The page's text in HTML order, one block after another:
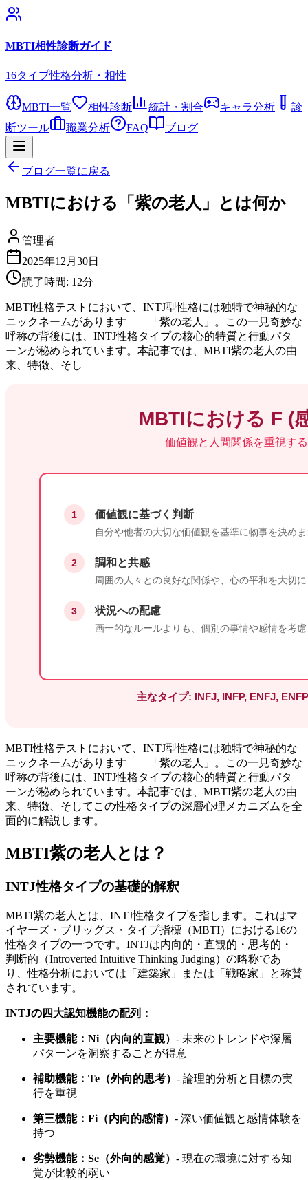
MBTI相性診断ガイド
16タイプ性格分析・相性
MBTI一覧 相性診断 統計・割合 キャラ分析
診
断ツール
職業分析 FAQ ブログ
ブログ一覧に戻る
MBTIにおける「紫の老人」とは何か
管理者
2025年12月30日
読了時間: 12分
MBTI性格テストにおいて、INTJ型性格には独特で神秘的な
ニックネームがあります——「紫の老人」。この一見奇妙な
呼称の背後には、INTJ性格タイプの核心的特質と行動パタ
ーンが秘められています。本記事では、MBTI紫の老人の由
来、特徴、そし
MBTI性格テストにおいて、INTJ型性格には独特で神秘的な
ニックネームがあります——「紫の老人」。この一見奇妙な
呼称の背後には、INTJ性格タイプの核心的特質と行動パタ
ーンが秘められています。本記事では、MBTI紫の老人の由
来、特徴、そしてこの性格タイプの深層心理メカニズムを全
面的に解説します。
MBTI紫の老人とは？
INTJ性格タイプの基礎的解釈
MBTI紫の老人とは、INTJ性格タイプを指します。これはマ
イヤーズ・ブリッグス・タイプ指標（MBTI）における16の
性格タイプの一つです。INTJは内向的・直観的・思考的・
判断的（Introverted Intuitive Thinking Judging）の略称であ
り、性格分析においては「建築家」または「戦略家」と称賛
されています。
INTJの四大認知機能の配列：
主要機能：Ni（内向的直観） - 未来のトレンドや深層
パターンを洞察することが得意
補助機能：Te（外向的思考） - 論理的分析と目標の実
行を重視
第三機能：Fi（内向的感情） - 深い価値観と感情体験を
持つ
劣勢機能：Se（外向的感覚） - 現在の環境に対する知
覚が比較的弱い